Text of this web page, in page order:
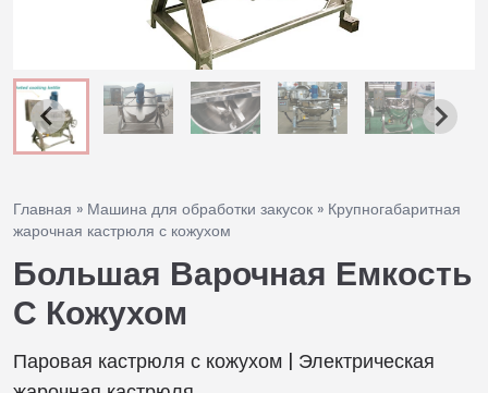
Главная » Машина для обработки закусок » Крупногабаритная
жарочная кастрюля с кожухом
Большая Варочная Емкость
С Кожухом
Паровая кастрюля с кожухом | Электрическая